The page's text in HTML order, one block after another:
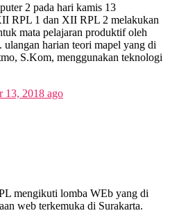
2 pada hari kamis 13
RPL 1 dan XII RPL 2 melakukan
mata pelajaran produktif oleh
harian teori mapel yang di
S.Kom, menggunakan teknologi
13, 2018 ago
mengikuti lomba WEb yang di
web terkemuka di Surakarta.